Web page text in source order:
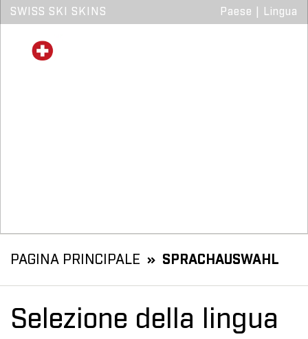
SWISS SKI SKINS Paese Lingua
PAGINA PRINCIPALE SPRACHAUSWAHL
Selezione della lingua